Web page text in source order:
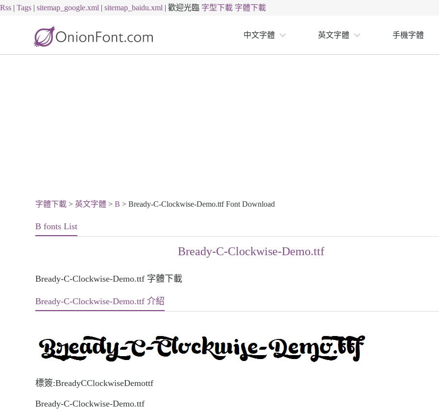
Rss | Tags | sitemap_google.xml | sitemap_baidu.xml | 歡迎光臨 字型下載 字體下載
中文字體 英文字體 手機字體
字體下載 > 英文字體 > B > Bready-C-Clockwise-Demo.ttf Font Download
B fonts List
Bready-C-Clockwise-Demo.ttf
Bready-C-Clockwise-Demo.ttf 字體下載
Bready-C-Clockwise-Demo.ttf 介紹
標簽:BreadyCClockwiseDemottf
Bready-C-Clockwise-Demo.ttf